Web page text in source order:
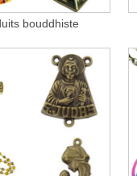
bouddhiste